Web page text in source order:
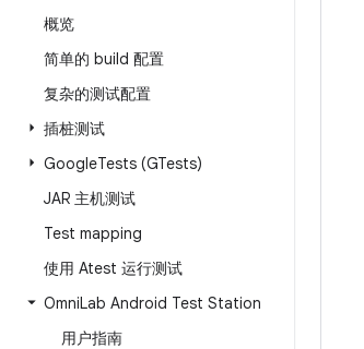
概览
简单的 build 配置
复杂的测试配置
插桩测试
GoogleTests (GTests)
JAR 主机测试
Test mapping
使用 Atest 运行测试
OmniLab Android Test Station
用户指南